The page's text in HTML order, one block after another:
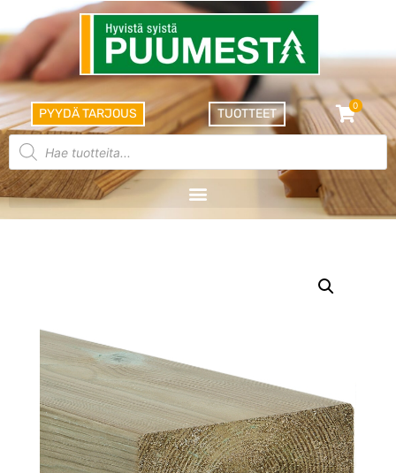
PYYDÄ TARJOUS TUOTTEET
0